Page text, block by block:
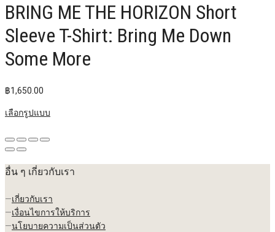
BRING ME THE HORIZON Short
Sleeve T-Shirt: Bring Me Down
Some More
฿1,650.00
เลือกรูปแบบ
อื่น ๆ เกี่ยวกับเรา
—เกี่ยวกับเรา
—เงื่อนไขการให้บริการ
—นโยบายความเป็นส่วนตัว